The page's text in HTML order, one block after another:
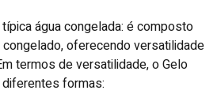
água congelada: é composto
oferecendo versatilidade
termos de versatilidade, o Gelo
formas: